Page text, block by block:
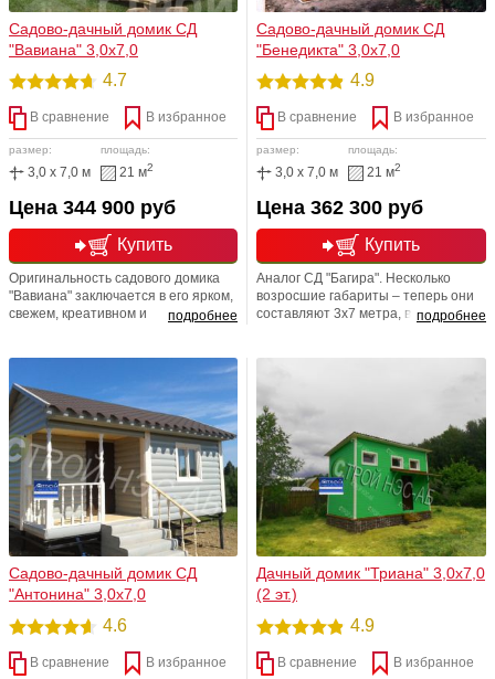
Садово-дачный домик СД
"Вавиана" 3,0х7,0
4.7
В сравнение В избранное
размер:
3,0 x 7,0 м
площадь:
21 м2
Купить
Цена 344 900 руб
подробнее
Оригинальность садового домика
"Вавиана" заключается в его ярком,
свежем, креативном и
количество одинаковых домиков
различных огородных товариществ.
Для вашего удобства мы увеличили
конек кровли и предусмотрели
возможность устройства доп.
распашных дверей
Садово-дачный домик СД
"Бенедикта" 3,0х7,0
4.9
В сравнение В избранное
размер:
3,0 x 7,0 м
площадь:
21 м2
Купить
Цена 362 300 руб
подробнее
Аналог СД "Багира". Несколько
возросшие габариты – теперь они
составляют 3х7 метра, все равно
рациональном подходе позволяют
разместить все, что необходимо
вам!
Садово-дачный домик СД
"Антонина" 3,0х7,0
4.6
В сравнение В избранное
Дачный домик "Триана" 3,0х7,0
(2 эт.)
4.9
В сравнение В избранное